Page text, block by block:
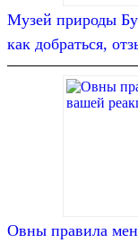
Музей природы
как добраться,
Овны правила